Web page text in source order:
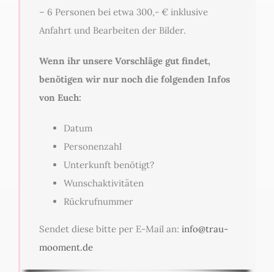
– 6 Personen bei etwa 300,- € inklusive
Anfahrt und Bearbeiten der Bilder.
Wenn ihr unsere Vorschläge gut findet,
benötigen wir nur noch die folgenden Infos
von Euch:
Datum
Personenzahl
Unterkunft benötigt?
Wunschaktivitäten
Rückrufnummer
Sendet diese bitte per E-Mail an: info@trau-
mooment.de